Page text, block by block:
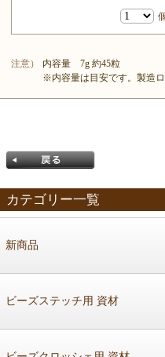
注意）
内容量 7g 約45粒
※内容量は目安です。製造
カテゴリー一覧
新商品
ビーズステッチ用 資材